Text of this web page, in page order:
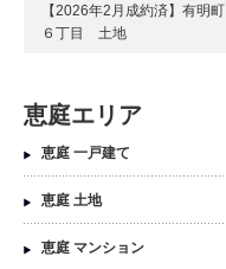
【2026年2月成約済】有明町
６丁目 土地
恵庭エリア
恵庭 一戸建て
恵庭 土地
恵庭 マンション